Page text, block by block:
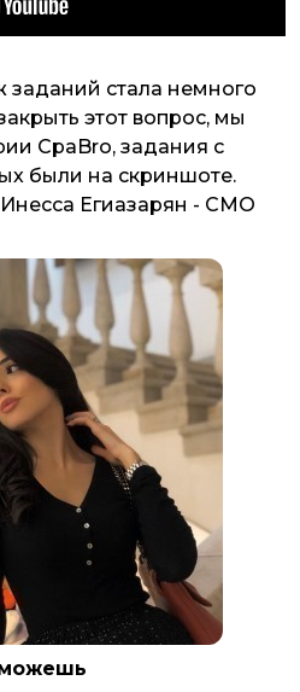
заданий стала немного
этот вопрос, мы
CpaBro, задания с
были на скриншоте.
Егиазарян - CMO
можешь